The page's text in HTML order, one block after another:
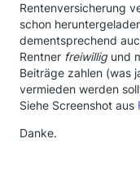
Rentenversicherung
schon
dementsprechend
Rentner freiwilligund
Beiträge zahlen (was
vermieden werden
Siehe Screenshot aus
Danke.